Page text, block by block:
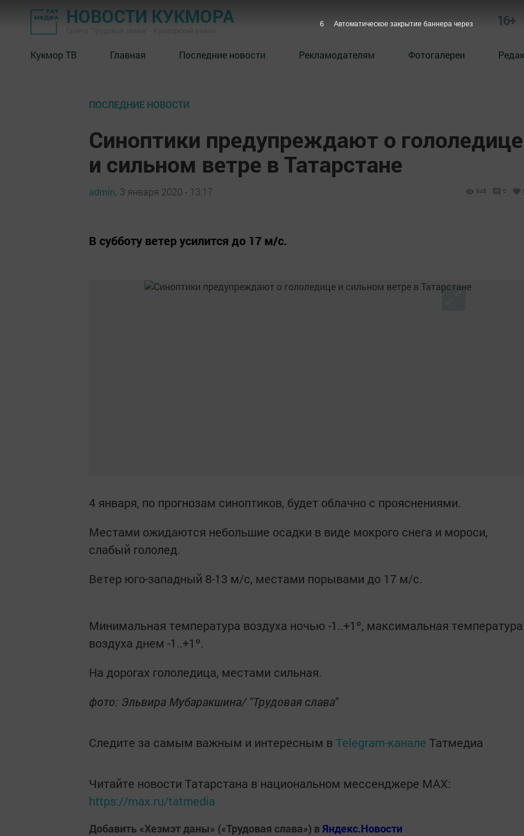
НОВОСТИ КУКМОРА 16+
Кукмор ТВ Главная Последние новости Рекламодателям Фотогалереи
ПОСЛЕДНИЕ НОВОСТИ
Синоптики предупреждают о гололедице
и сильном ветре в Татарстане
admin, 3 января 2020 - 13:17 948 0
В субботу ветер усилится до 17 м/с.
4 января, по прогнозам синоптиков, будет облачно с прояснениями.
Местами ожидаются небольшие осадки в виде мокрого снега и мороси,
слабый гололед.
Ветер юго-западный 8-13 м/с, местами порывами до 17 м/с.
Минимальная температура воздуха ночью -1..+1º, максимальная температура
воздуха днем -1..+1º.
На дорогах гололедица, местами сильная.
фото: Эльвира Мубаракшина/ "Трудовая слава"
Следите за самым важным и интересным в Telegram-канале Татмедиа
Читайте новости Татарстана в национальном мессенджере MАХ:
https://max.ru/tatmedia
Добавить «Хезмэт даны» («Трудовая слава») вЯндекс.Новости
5 Автоматическое закрытие баннера через